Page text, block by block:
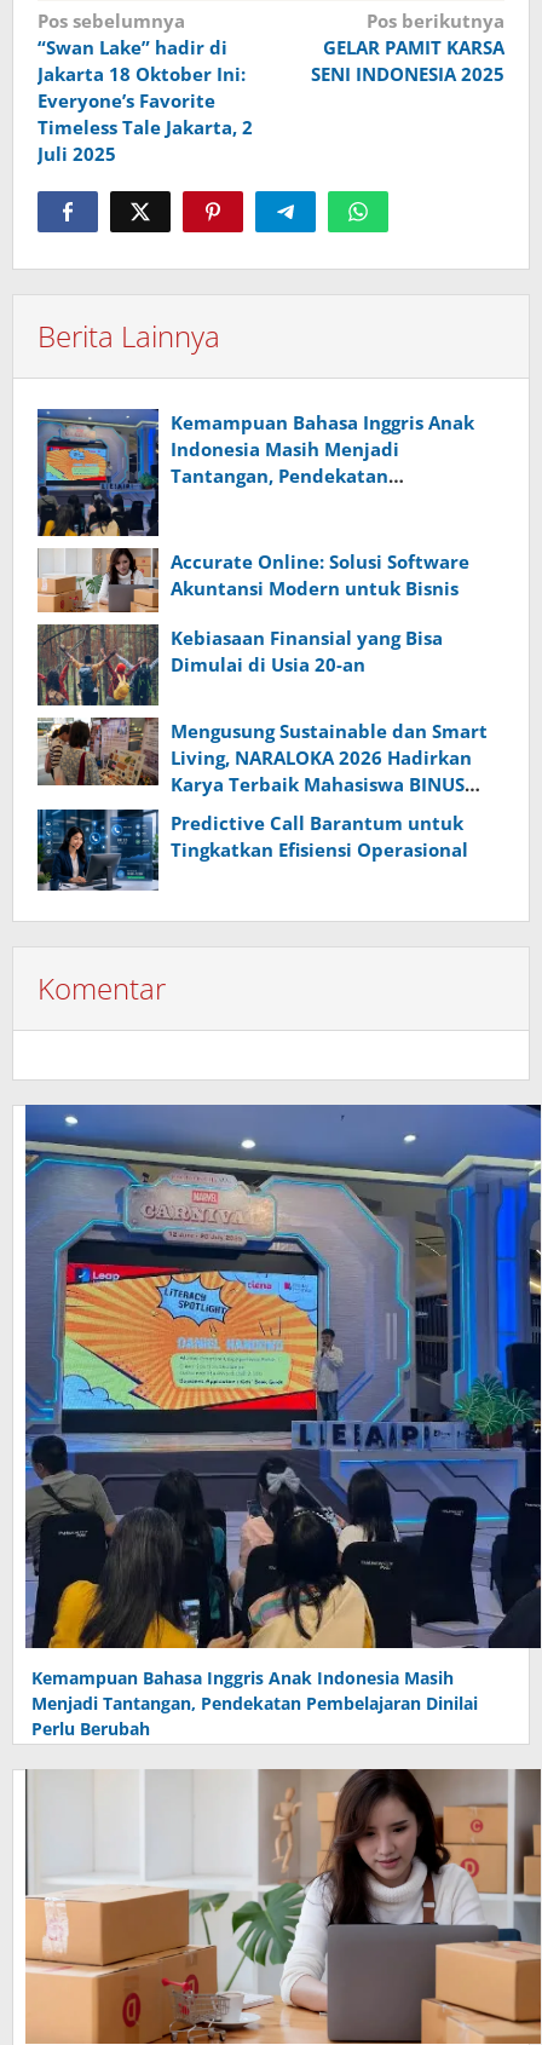
Navigasi
pos
Pos sebelumnya
“Swan Lake” hadir di
Jakarta 18 Oktober Ini:
Everyone’s Favorite
Timeless Tale Jakarta, 2
Juli 2025
Pos berikutnya
GELAR PAMIT KARSA
SENI INDONESIA 2025
Berita Lainnya
Kemampuan Bahasa Inggris Anak
Indonesia Masih Menjadi
Tantangan, Pendekatan
Accurate Online: Solusi Software
Akuntansi Modern untuk Bisnis
Kebiasaan Finansial yang Bisa
Dimulai di Usia 20-an
Mengusung Sustainable dan Smart
Living, NARALOKA 2026 Hadirkan
Karya Terbaik Mahasiswa BINUS
@Malang
Predictive Call Barantum untuk
Tingkatkan Efisiensi Operasional
Komentar
Kemampuan Bahasa Inggris Anak Indonesia Masih
Menjadi Tantangan, Pendekatan Pembelajaran Dinilai
Perlu Berubah